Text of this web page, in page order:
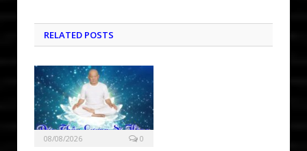
RELATED POSTS
08/08/2026 0